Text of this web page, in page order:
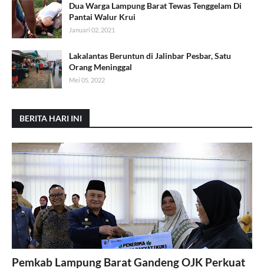
Dua Warga Lampung Barat Tewas Tenggelam Di
Pantai Walur Krui
Januari 02, 2021
Lakalantas Beruntun di Jalinbar Pesbar, Satu
Orang Meninggal
Mei 05, 2022
BERITA HARI INI
Pemkab Lampung Barat Gandeng OJK Perkuat